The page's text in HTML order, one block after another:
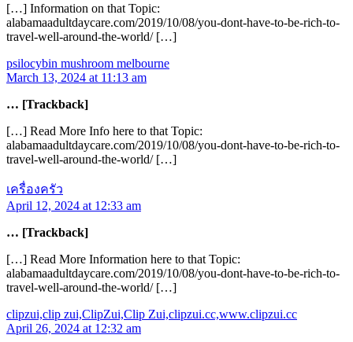
[…] Information on that Topic:
alabamaadultdaycare.com/2019/10/08/you-dont-have-to-be-rich-to-
travel-well-around-the-world/ […]
psilocybin mushroom melbourne
March 13, 2024 at 11:13 am
… [Trackback]
[…] Read More Info here to that Topic:
alabamaadultdaycare.com/2019/10/08/you-dont-have-to-be-rich-to-
travel-well-around-the-world/ […]
เครื่องครัว
April 12, 2024 at 12:33 am
… [Trackback]
[…] Read More Information here to that Topic:
alabamaadultdaycare.com/2019/10/08/you-dont-have-to-be-rich-to-
travel-well-around-the-world/ […]
clipzui,clip zui,ClipZui,Clip Zui,clipzui.cc,www.clipzui.cc
April 26, 2024 at 12:32 am